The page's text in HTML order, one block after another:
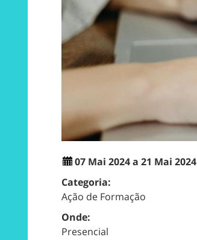
07 Mai 2024 a 21 Mai 2024
Categoria:
Ação de Formação
Onde:
Presencial